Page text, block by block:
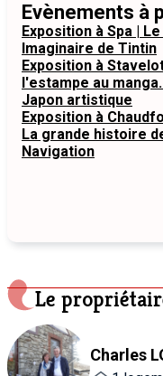
Evènements à
Exposition à Spa |
Imaginaire de Tintin
Exposition à
l'estampe au
Japon artistique
Exposition à
La grande histoire
Navigation
Le
Charles